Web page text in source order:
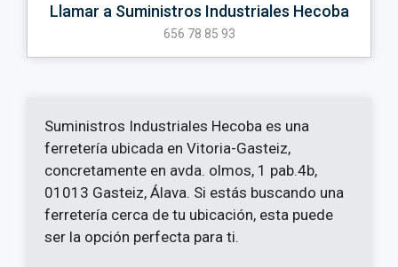
Llamar a Suministros Industriales Hecoba
656 78 85 93
Suministros Industriales Hecoba es una
ferretería ubicada en Vitoria-Gasteiz,
concretamente en avda. olmos, 1 pab.4b,
01013 Gasteiz, Álava. Si estás buscando una
ferretería cerca de tu ubicación, esta puede
ser la opción perfecta para ti.